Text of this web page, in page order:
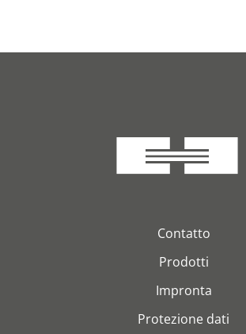
Contatto
Prodotti
Impronta
Protezione dati